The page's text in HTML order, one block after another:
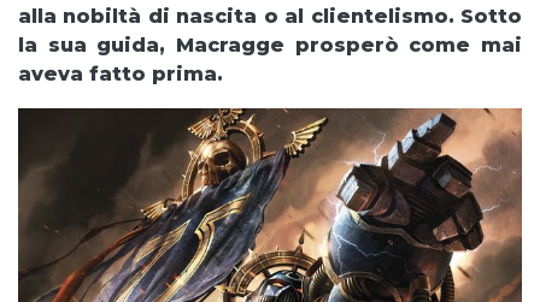
alla nobiltà di nascita o al clientelismo. Sotto
la sua guida, Macragge prosperò come mai
aveva fatto prima.